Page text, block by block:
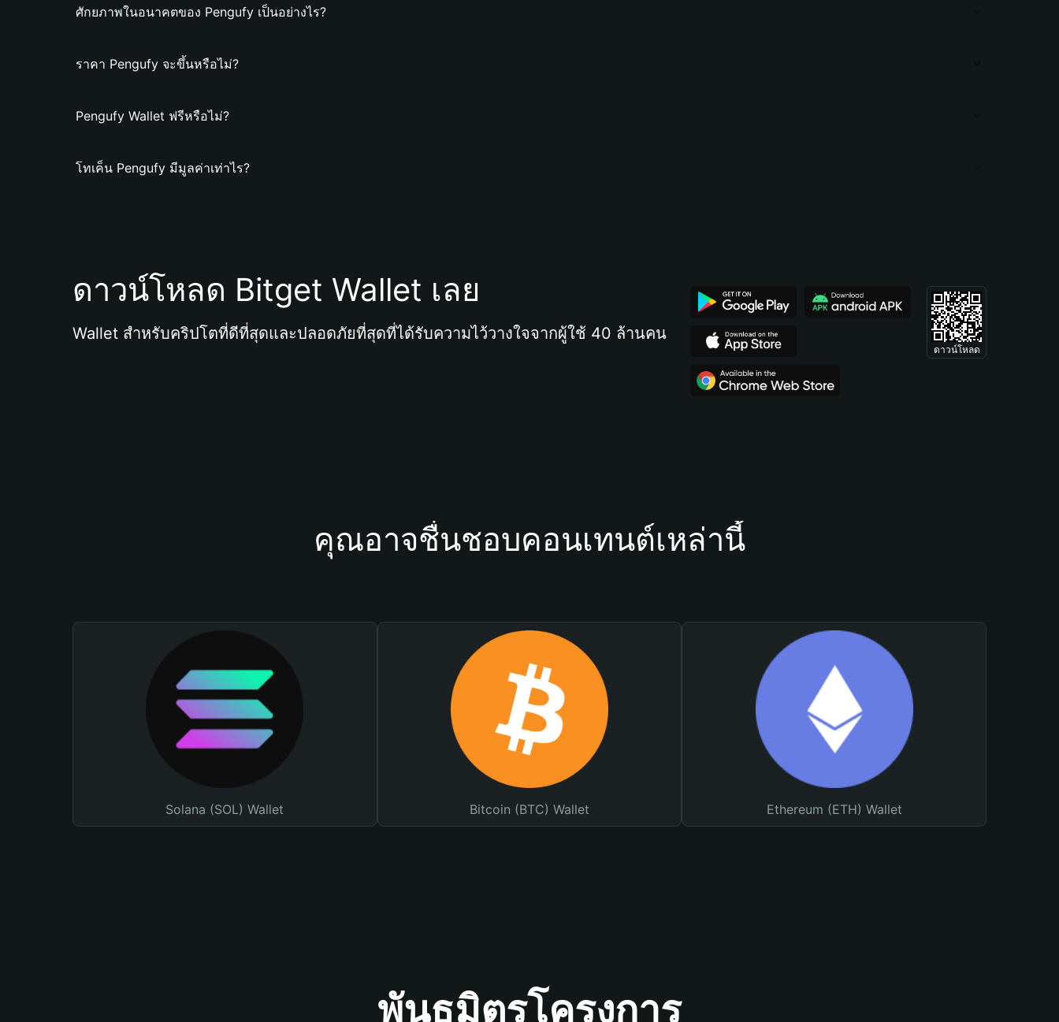
ศักยภาพในอนาคตของ Pengufy เป็นอย่างไร?
ราคา Pengufy จะขึ้นหรือไม่?
Pengufy Wallet ฟรีหรือไม่?
โทเค็น Pengufy มีมูลค่าเท่าไร?
ดาวน์โหลด Bitget Wallet เลย
Wallet สำหรับคริปโตที่ดีที่สุดและปลอดภัยที่สุดที่ได้รับความไว้วางใจจากผู้ใช้ 40 ล้านคน
ดาวน์โหลด
คุณอาจชื่นชอบคอนเทนต์เหล่านี้
Solana (SOL) Wallet Bitcoin (BTC) Wallet Ethereum (ETH) Wallet
พันธมิตรโครงการ